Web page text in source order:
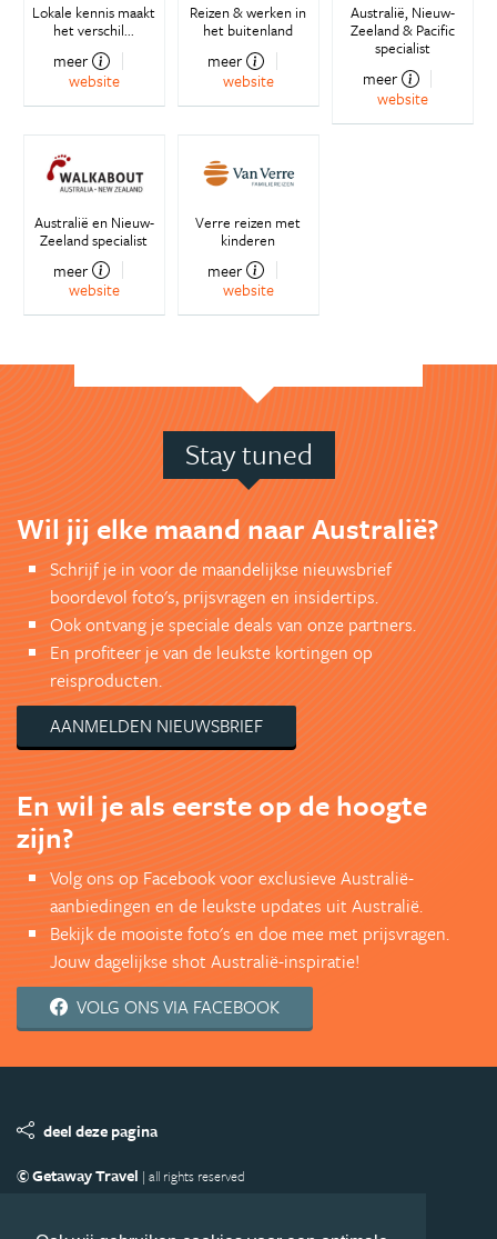
Lokale kennis maakt
het verschil...
meer
website
Reizen & werken in
het buitenland
meer
website
Australië, Nieuw-
Zeeland & Pacific
specialist
meer
website
Australië en Nieuw-
Zeeland specialist
meer
website
Verre reizen met
kinderen
meer
website
Stay tuned
Wil jij elke maand naar Australië?
Schrijf je in voor de maandelijkse nieuwsbrief
boordevol foto's, prijsvragen en insidertips.
Ook ontvang je speciale deals van onze partners.
En profiteer je van de leukste kortingen op
reisproducten.
AANMELDEN NIEUWSBRIEF
En wil je als eerste op de hoogte
zijn?
Volg ons op Facebook voor exclusieve Australië-
aanbiedingen en de leukste updates uit Australië.
Bekijk de mooiste foto's en doe mee met prijsvragen.
Jouw dagelijkse shot Australië-inspiratie!
VOLG ONS VIA FACEBOOK
deel deze pagina
© Getaway Travel | all rights reserved
Copyright
Privacy statement Disclaimer Cookies